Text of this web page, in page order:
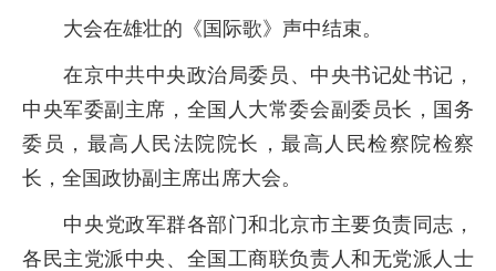
大会在雄壮的《国际歌》声中结束。
在京中共中央政治局委员、中央书记处书记，
中央军委副主席，全国人大常委会副委员长，国务
委员，最高人民法院院长，最高人民检察院检察
长，全国政协副主席出席大会。
中央党政军群各部门和北京市主要负责同志，
各民主党派中央、全国工商联负责人和无党派人士